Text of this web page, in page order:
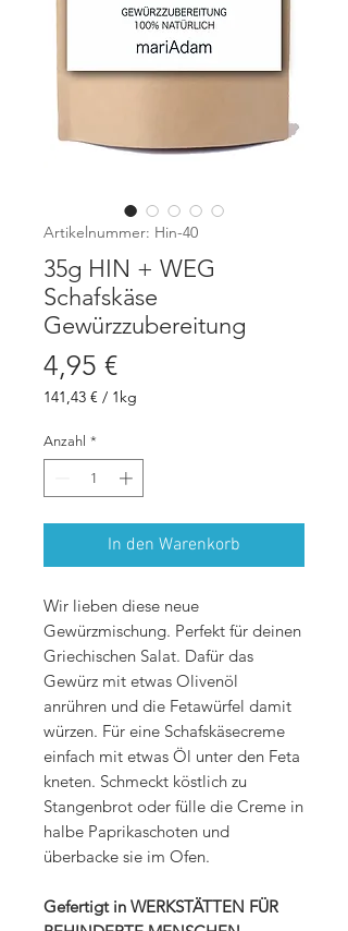
Artikelnummer: Hin-40
35g HIN + WEG
Schafskäse
Gewürzzubereitung
4,95 €Preis
141,43 € / 1kg
pro
1
Kilogramm
Anzahl *
In den Warenkorb
Wir lieben diese neue
Gewürzmischung. Perfekt für deinen
Griechischen Salat. Dafür das
Gewürz mit etwas Olivenöl
anrühren und die Fetawürfel damit
würzen. Für eine Schafskäsecreme
einfach mit etwas Öl unter den Feta
kneten. Schmeckt köstlich zu
Stangenbrot oder fülle die Creme in
halbe Paprikaschoten und
überbacke sie im Ofen.
Gefertigt in WERKSTÄTTEN FÜR